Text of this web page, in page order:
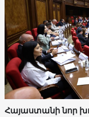
Հայաստանի նոր